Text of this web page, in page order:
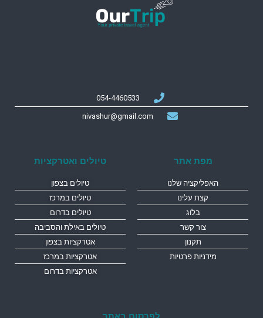
054-4460533
nivashur@gmail.com
מפת אתר
האפליקציה שלנו
קצת עלינו
בלוג
צור קשר
תקנון
מידניות פרטיות
טיולים ואטרקציות
טיולים בצפון
טיולים במרכז
טיולים בדרום
טיולים באילת והסביבה
אטרקציות בצפון
אטרקציות במרכז
אטרקציות בדרום